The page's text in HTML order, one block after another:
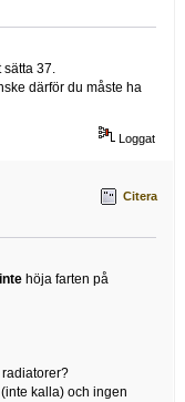
sätta 37.
därför du måste ha
Loggat
Citera
inte höja farten på
kalla) och ingen